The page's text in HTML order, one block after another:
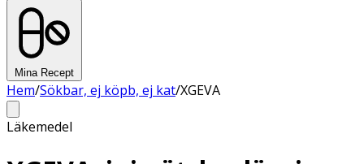
Mina Recept
Hem/Sökbar, ej köpb, ej kat/XGEVA
Läkemedel